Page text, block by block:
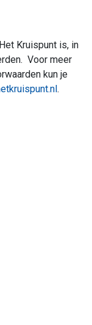
Kruispunt is, in
Voor meer
kun je
.